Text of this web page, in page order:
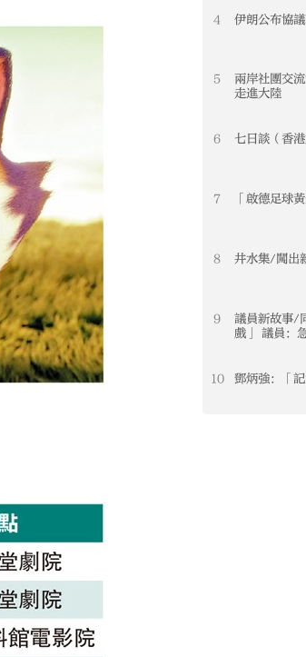
4 伊朗公布協
5
兩岸社團交
走進大陸
6 七日談（香
7 「啟德足球
8 井水集/闖出
9
議員新故事/
戲」 議員：
10 鄧炳強：「